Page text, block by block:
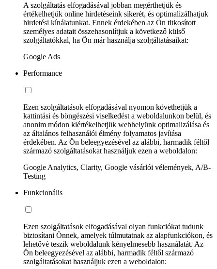
A szolgáltatás elfogadásával jobban megérthetjük és
értékelhetjük online hirdetéseink sikerét, és optimalizálhatjuk
hirdetési kínálatunkat. Ennek érdekében az Ön titkosított
személyes adatait összehasonlítjuk a következő külső
szolgáltatókkal, ha Ön már használja szolgáltatásaikat:
Google Ads
Performance
Ezen szolgáltatások elfogadásával nyomon követhetjük a
kattintási és böngészési viselkedést a weboldalunkon belül, és
anonim módon kiértékelhetjük webhelyünk optimalizálása és
az általános felhasználói élmény folyamatos javítása
érdekében. Az Ön beleegyezésével az alábbi, harmadik féltől
származó szolgáltatásokat használjuk ezen a weboldalon:
Google Analytics, Clarity, Google vásárlói vélemények, A/B-
Testing
Funkcionális
Ezen szolgáltatások elfogadásával olyan funkciókat tudunk
biztosítani Önnek, amelyek túlmutatnak az alapfunkciókon, és
lehetővé teszik weboldalunk kényelmesebb használatát. Az
Ön beleegyezésével az alábbi, harmadik féltől származó
szolgáltatásokat használjuk ezen a weboldalon: